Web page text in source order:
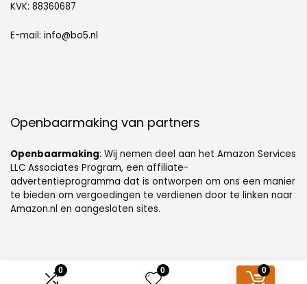
0 0 0
KVK: 88360687
E-mail: info@bo5.nl
Openbaarmaking van partners
Openbaarmaking: Wij nemen deel aan het Amazon Services
LLC Associates Program, een affiliate-
advertentieprogramma dat is ontworpen om ons een manier
te bieden om vergoedingen te verdienen door te linken naar
Amazon.nl en aangesloten sites.
© [sc name="sitename"][/sc]. Alle rechten voorbehouden.